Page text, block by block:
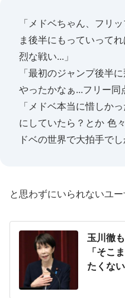
「メドベちゃん、フリ
ま後半にもっていって
烈な戦い...」
「最初のジャンプ後半
やったかなぁ...フリー同
「メドベ本当に惜しか
にしていたら？とか 色
ドベの世界で大拍手でし
と思わずにいられないユー
玉川徹
「そこ
たくない